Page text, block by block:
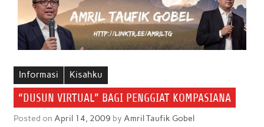
Informasi Kisahku
“DUSUN VIRTUAL” BAGI PENGGIAT KOMPASIANA
Posted on April 14, 2009 by Amril Taufik Gobel